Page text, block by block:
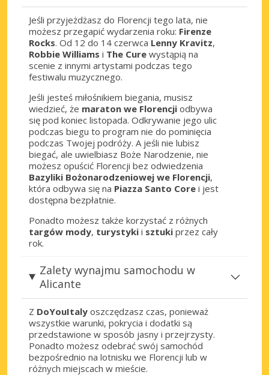
Jeśli przyjeżdżasz do Florencji tego lata, nie
możesz przegapić wydarzenia roku: Firenze
Rocks. Od 12 do 14 czerwca Lenny Kravitz,
Robbie Williams i The Cure wystąpią na
scenie z innymi artystami podczas tego
festiwalu muzycznego.
Jeśli jesteś miłośnikiem biegania, musisz
wiedzieć, że maraton we Florencji odbywa
się pod koniec listopada. Odkrywanie jego ulic
podczas biegu to program nie do pominięcia
podczas Twojej podróży. A jeśli nie lubisz
biegać, ale uwielbiasz Boże Narodzenie, nie
możesz opuścić Florencji bez odwiedzenia
Bazyliki Bożonarodzeniowej we Florencji,
która odbywa się na Piazza Santo Core i jest
dostępna bezpłatnie.
Ponadto możesz także korzystać z różnych
targów mody, turystyki i sztuki przez cały
rok.
Zalety wynajmu samochodu w
Alicante
Z DoYouItaly oszczędzasz czas, ponieważ
wszystkie warunki, pokrycia i dodatki są
przedstawione w sposób jasny i przejrzysty.
Ponadto możesz odebrać swój samochód
bezpośrednio na lotnisku we Florencji lub w
różnych miejscach w mieście.